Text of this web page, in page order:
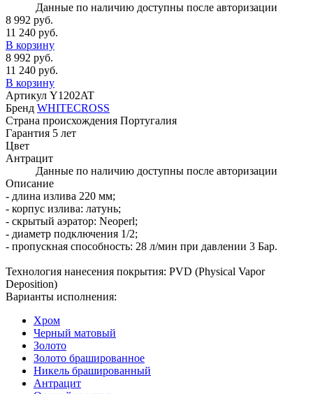
Данные по наличию доступны после авторизации
8 992 руб.
11 240 руб.
В корзину
8 992 руб.
11 240 руб.
В корзину
Артикул Y1202AT
Бренд WHITECROSS
Страна происхождения Португалия
Гарантия 5 лет
Цвет
Антрацит
Данные по наличию доступны после авторизации
Описание
- длина излива 220 мм;
- корпус излива: латунь;
- скрытый аэратор: Neoperl;
- диаметр подключения 1/2;
- пропускная способность: 28 л/мин при давлении 3 Бар.
Технология нанесения покрытия: PVD (Physical Vapor
Deposition)
Варианты исполнения:
Хром
Черный матовый
Золото
Золото брашированное
Никель брашированный
Антрацит